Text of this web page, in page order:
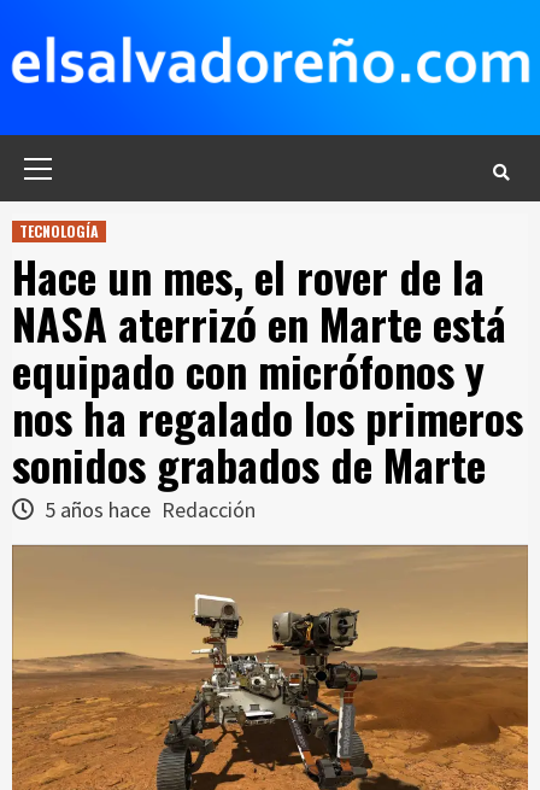
contenido
TECNOLOGÍA
Hace un mes, el rover de la
NASA aterrizó en Marte está
equipado con micrófonos y
nos ha regalado los primeros
sonidos grabados de Marte
5 años hace Redacción